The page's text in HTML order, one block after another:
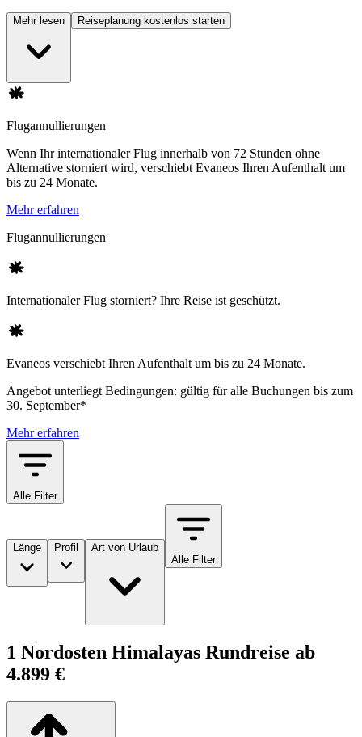
Mehr lesen Reiseplanung kostenlos starten
Flugannullierungen
Wenn Ihr internationaler Flug innerhalb von 72 Stunden ohne
Alternative storniert wird, verschiebt Evaneos Ihren Aufenthalt um
bis zu 24 Monate.
Mehr erfahren
Flugannullierungen
Internationaler Flug storniert? Ihre Reise ist geschützt.
Evaneos verschiebt Ihren Aufenthalt um bis zu 24 Monate.
Angebot unterliegt Bedingungen: gültig für alle Buchungen bis zum
30. September*
Mehr erfahren
Alle Filter
Länge Profil
Art von Urlaub
Alle Filter
1 Nordosten Himalayas Rundreise ab
4.899 €